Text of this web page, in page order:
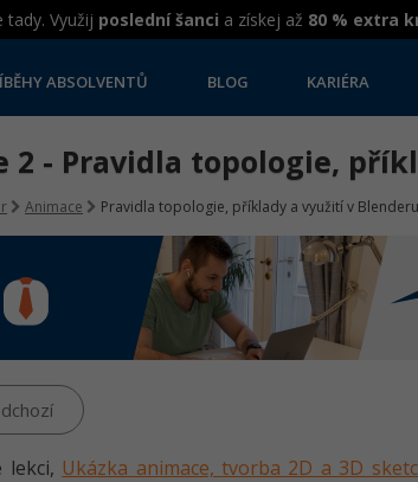
Využij poslední šanci a získej až 80 % extra
ABSOLVENTŮ BLOG KARIÉRA
2 - Pravidla topologie,
Animace Pravidla topologie, příklady a využití v Blenderu
lekci, Ukázka animace, tvorba 2D a 3D